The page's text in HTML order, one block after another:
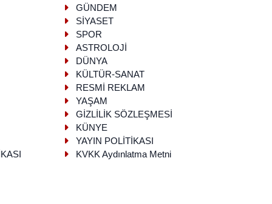
GÜNDEM
SİYASET
SPOR
ASTROLOJİ
DÜNYA
KÜLTÜR-SANAT
RESMİ REKLAM
YAŞAM
GİZLİLİK SÖZLEŞMESİ
KÜNYE
YAYIN POLİTİKASI
KVKK Aydınlatma Metni